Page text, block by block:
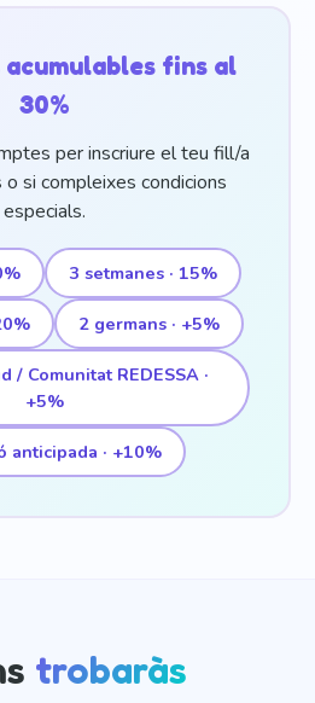
acumulables fins al
30%
per inscriure el teu fill/a
si compleixes condicions
especials.
3 setmanes · 15%
2 germans · +5%
/ Comunitat REDESSA ·
+5%
anticipada · +10%
trobaràs